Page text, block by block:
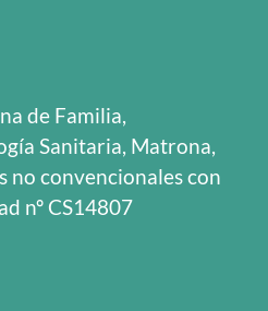
de Familia,
Sanitaria, Matrona,
no convencionales con
nº CS14807